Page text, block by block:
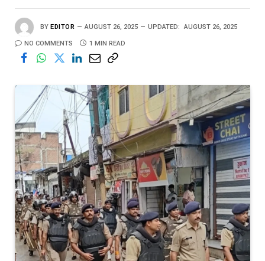
BY EDITOR AUGUST 26, 2025 UPDATED: AUGUST 26, 2025
NO COMMENTS 1 MIN READ